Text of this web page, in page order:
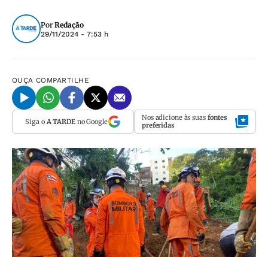
Por Redação
29/11/2024 - 7:53 h
OUÇA COMPARTILHE
Siga o A TARDEno Google Nos adicione às suas fontes
preferidas